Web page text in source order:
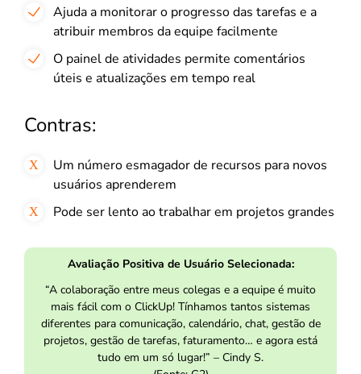
Ajuda a monitorar o progresso das tarefas e a
atribuir membros da equipe facilmente
O painel de atividades permite comentários
úteis e atualizações em tempo real
Contras:
Um número esmagador de recursos para novos
usuários aprenderem
Pode ser lento ao trabalhar em projetos grandes
Avaliação Positiva de Usuário Selecionada:
“A colaboração entre meus colegas e a equipe é muito
mais fácil com o ClickUp! Tínhamos tantos sistemas
diferentes para comunicação, calendário, chat, gestão de
projetos, gestão de tarefas, faturamento… e agora está
tudo em um só lugar!” – Cindy S.